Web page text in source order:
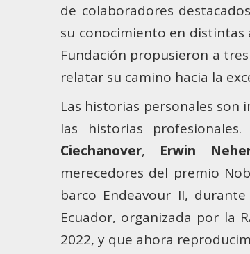
de colaboradores
su conocimiento en distintas
Fundación propusieron a
relatar su camino hacia la
Las historias personales
las historias
Ciechanover, Erwin
merecedores del premio
barco Endeavour II, durante
Ecuador, organizada por la
2022, y que ahora